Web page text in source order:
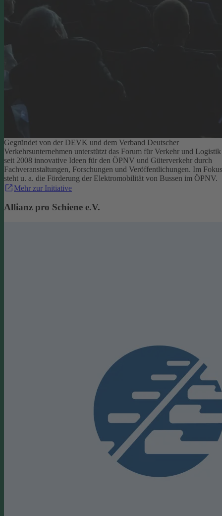
Gegründet von der DEVK und dem Verband Deutscher
Verkehrsunternehmen unterstützt das Forum für Verkehr und Logistik
seit 2008 innovative Ideen für den ÖPNV und Güterverkehr durch
Fachveranstaltungen, Forschungen und Veröffentlichungen. Im Fokus
steht u. a. die Förderung der Elektromobilität von Bussen im ÖPNV.
Mehr zur Initiative
Allianz pro Schiene e.V.